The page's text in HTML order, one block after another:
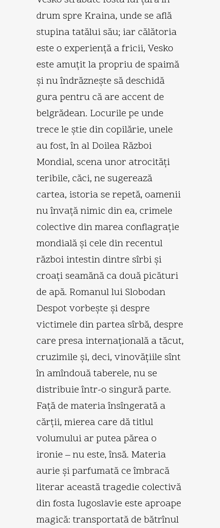
drum spre Kraina, unde se află
stupina tatălui său; iar călătoria
este o experienţă a fricii, Vesko
este amuţit la propriu de spaimă
şi nu îndrăzneşte să deschidă
gura pentru că are accent de
belgrădean. Locurile pe unde
trece le ştie din copilărie, unele
au fost, în al Doilea Război
Mondial, scena unor atrocităţi
teribile, căci, ne sugerează
cartea, istoria se repetă, oamenii
nu învaţă nimic din ea, crimele
colective din marea conflagraţie
mondială şi cele din recentul
război intestin dintre sîrbi şi
croaţi seamănă ca două picături
de apă. Romanul lui Slobodan
Despot vorbeşte şi despre
victimele din partea sîrbă, despre
care presa internaţională a tăcut,
cruzimile şi, deci, vinovăţiile sînt
în amîndouă taberele, nu se
distribuie într-o singură parte.
Faţă de materia însîngerată a
cărţii, mierea care dă titlul
volumului ar putea părea o
ironie – nu este, însă. Materia
aurie şi parfumată ce îmbracă
literar această tragedie colectivă
din fosta Iugoslavie este aproape
magică: transportată de bătrînul